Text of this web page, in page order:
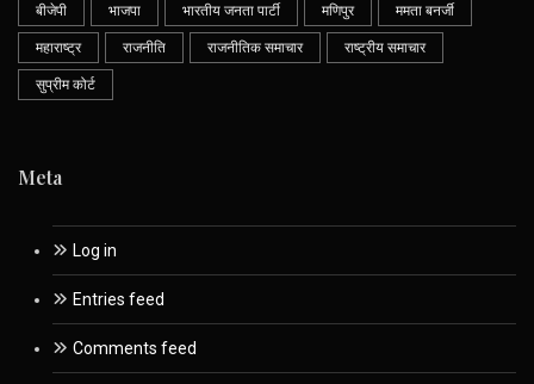
बीजेपी भाजपा भारतीय जनता पार्टी मणिपुर ममता बनर्जी
महाराष्ट्र राजनीति राजनीतिक समाचार राष्ट्रीय समाचार
सुप्रीम कोर्ट
Meta
Log in
Entries feed
Comments feed